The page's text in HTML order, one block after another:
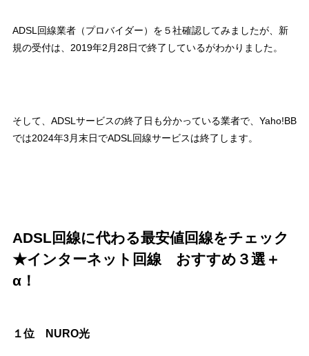
ADSL回線業者（プロバイダー）を５社確認してみましたが、新
規の受付は、2019年2月28日で終了しているがわかりました。
そして、ADSLサービスの終了日も分かっている業者で、Yaho!BB
では2024年3月末日でADSL回線サービスは終了します。
ADSL回線に代わる最安値回線をチェック
★インターネット回線 おすすめ３選＋
α！
１位 NURO光